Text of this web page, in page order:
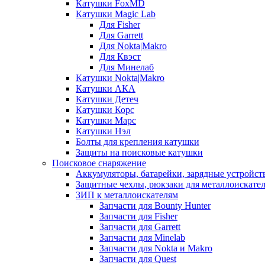
Катушки FoxMD
Катушки Magic Lab
Для Fisher
Для Garrett
Для Nokta|Makro
Для Квэст
Для Минелаб
Катушки Nokta|Makro
Катушки АКА
Катушки Детеч
Катушки Корс
Катушки Марс
Катушки Нэл
Болты для крепления катушки
Защиты на поисковые катушки
Поисковое снаряжение
Аккумуляторы, батарейки, зарядные
Защитные чехлы, рюкзаки для
ЗИП к металлоискателям
Запчасти для Bounty Hunter
Запчасти для Fisher
Запчасти для Garrett
Запчасти для Minelab
Запчасти для Nokta и Makro
Запчасти для Quest